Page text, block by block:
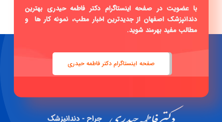
با عضویت در صفحه اینستاگرام دکتر فاطمه حیدری بهترین
دندانپزشک اصفهان از جدیدترین اخبار مطب، نمونه کار ها و
مطالب مفید بهرمند شوید.
صفحه اینستاگرام دکتر فاطمه حیدری